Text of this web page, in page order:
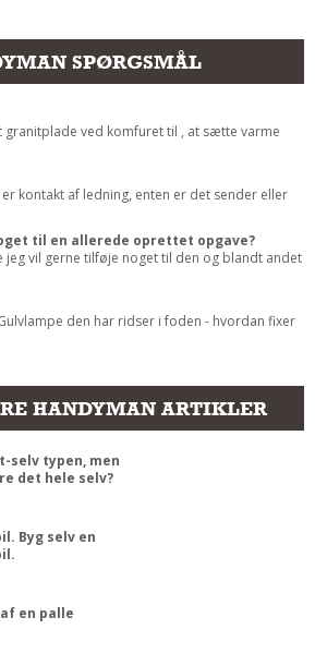
SPØRGSMÅL
granitplade ved komfuret til , at sætte varme
kontakt af ledning, enten er det sender eller
til en allerede oprettet opgave?
jeg vil gerne tilføje noget til den og blandt andet
den har ridser i foden - hvordan fixer
HANDYMAN ARTIKLER
selv typen, men
det hele selv?
Byg selv en
en palle